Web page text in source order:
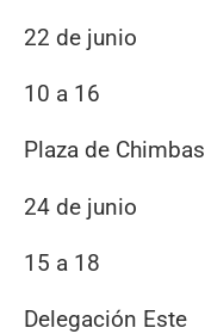
22 de junio
10 a 16
Plaza de Chimbas
24 de junio
15 a 18
Delegación Este